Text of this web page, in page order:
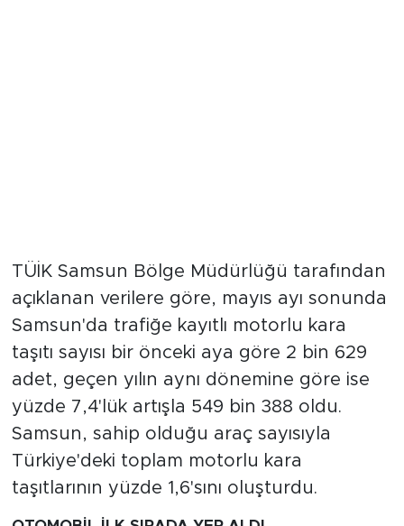
TÜİK Samsun Bölge Müdürlüğü tarafından
açıklanan verilere göre, mayıs ayı sonunda
Samsun'da trafiğe kayıtlı motorlu kara
taşıtı sayısı bir önceki aya göre 2 bin 629
adet, geçen yılın aynı dönemine göre ise
yüzde 7,4'lük artışla 549 bin 388 oldu.
Samsun, sahip olduğu araç sayısıyla
Türkiye'deki toplam motorlu kara
taşıtlarının yüzde 1,6'sını oluşturdu.